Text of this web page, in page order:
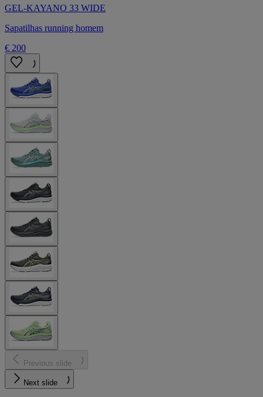
GEL-KAYANO 33 WIDE
Sapatilhas running homem
€ 200
Previous slide
Next slide